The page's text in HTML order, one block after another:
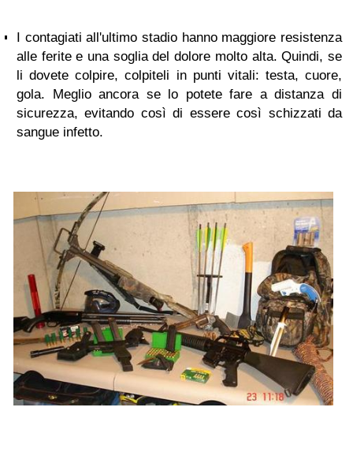
I contagiati all'ultimo stadio hanno maggiore resistenza
alle ferite e una soglia del dolore molto alta. Quindi, se
li dovete colpire, colpiteli in punti vitali: testa, cuore,
gola. Meglio ancora se lo potete fare a distanza di
sicurezza, evitando così di essere così schizzati da
sangue infetto.